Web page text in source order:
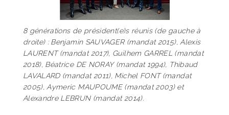
8 générations de président(e)s réunis (de gauche à
droite) : Benjamin SAUVAGER (mandat 2015), Alexis
LAURENT (mandat 2017), Guilhem GARREL (mandat
2018), Béatrice DE NORAY (mandat 1994), Thibaud
LAVALARD (mandat 2011), Michel FONT (mandat
2005), Aymeric MAUPOUME (mandat 2003) et
Alexandre LEBRUN (mandat 2014).